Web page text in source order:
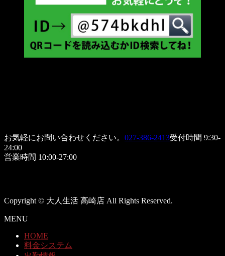
お気軽にお問い合わせください。 027-386-2413受付時間 9:30-
24:00
営業時間 10:00-27:00
Copyright © 大人生活 高崎店 All Rights Reserved.
MENU
HOME
料金システム